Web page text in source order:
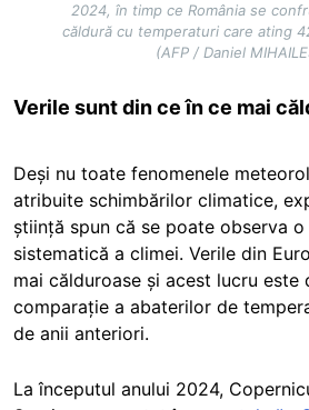
2024, în timp ce România se
căldură cu temperaturi care ating
(AFP / Daniel
Verile sunt din ce în ce mai
Deși nu toate fenomenele
atribuite schimbărilor climatice,
știință spun că se poate observa
sistematică a climei. Verile din
mai călduroase și acest lucru este
comparație a abaterilor de
de anii anteriori.
La începutul anului 2024,